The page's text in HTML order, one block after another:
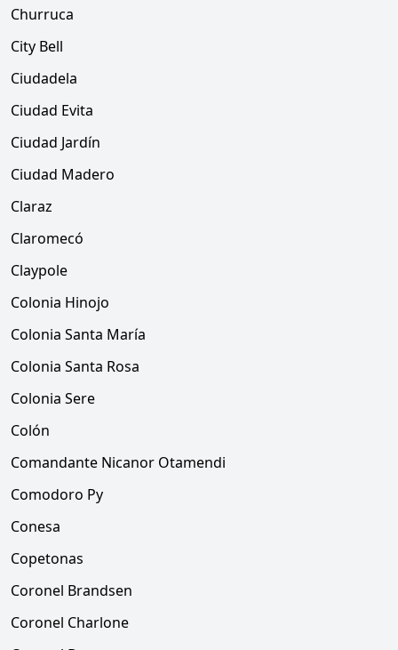
Churruca
City Bell
Ciudadela
Ciudad Evita
Ciudad Jardín
Ciudad Madero
Claraz
Claromecó
Claypole
Colonia Hinojo
Colonia Santa María
Colonia Santa Rosa
Colonia Sere
Colón
Comandante Nicanor Otamendi
Comodoro Py
Conesa
Copetonas
Coronel Brandsen
Coronel Charlone